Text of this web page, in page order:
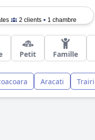
2 clients 1 chambre
Petit Famille
Aracati Trairi